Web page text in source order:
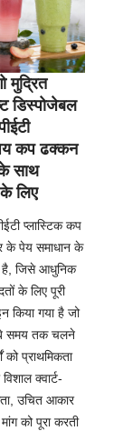
मुद्रित
डिस्पोजेबल
कप ढक्कन
साथ
लिए
प्लास्टिक कप
के पेय समाधान के
है, जिसे आधुनिक
के लिए पूरी
किया गया है जो
समय तक चलने
को प्राथमिकता
क्वार्ट-
उचित आकार
को पूरा करती